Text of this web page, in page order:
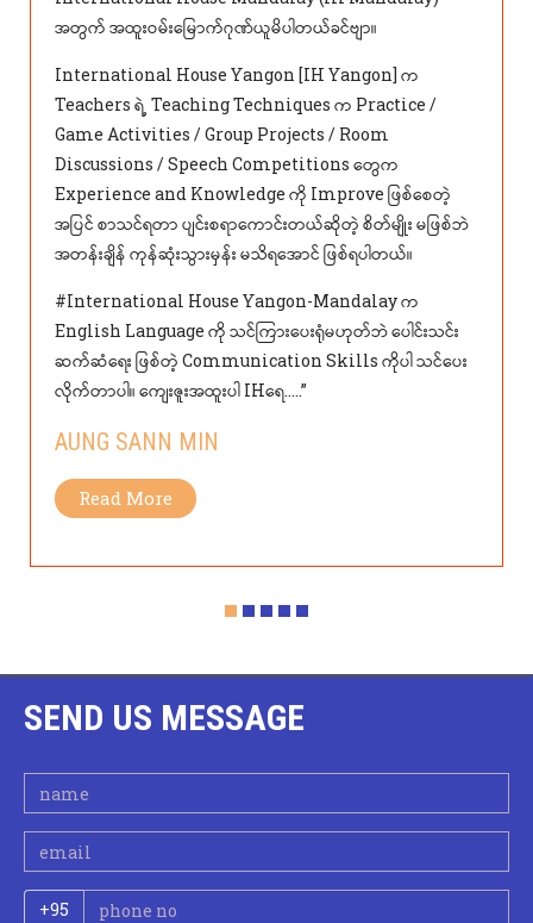
အတွက် အထူးဝမ်းမြောက်ဂုဏ်ယူမိပါတယ်ခင်ဗျာ။
International House Yangon [IH Yangon] က
Teachers ရဲ့ Teaching Techniques က Practice /
Game Activities / Group Projects / Room
Discussions / Speech Competitions တွေက
Experience and Knowledge ကို Improve ဖြစ်စေတဲ့
အပြင် စာသင်ရတာ ပျင်းစရာကောင်းတယ်ဆိုတဲ့ စိတ်မျိုး မဖြစ်ဘဲ
အတန်းချိန် ကုန်ဆုံးသွားမှန်း မသိရအောင် ဖြစ်ရပါတယ်။
#International House Yangon-Mandalay က
English Language ကို သင်ကြားပေးရုံမဟုတ်ဘဲ ပေါင်းသင်း
ဆက်ဆံရေး ဖြစ်တဲ့ Communication Skills ကိုပါ သင်ပေး
လိုက်တာပါ။ ကျေးဇူးအထူးပါ IHရေ…..”
AUNG SANN MIN
Read More
SEND US MESSAGE
+95